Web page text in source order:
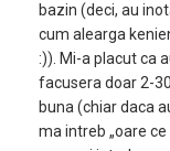
bazin (deci, au
cum alearga
:)). Mi-a placut ca
facusera doar 2-
buna (chiar daca
ma intreb „oare